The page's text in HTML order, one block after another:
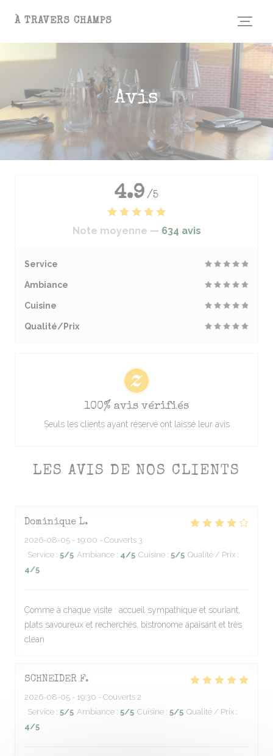
À TRAVERS CHAMPS
Avis
LES AVIS DE NOS CLIENTS
Dominique L
2026-08-05 - 19:00 - Couverts 3
Service : 5/5 Ambiance : 4/5 Cuisine : 5/5 Qualité / Prix :
4/5
Comme à chaque visite : accueil sympathique et souriant,
plats savoureux et recherchés, bistronome apaisant et très
clean
SCHNEIDER F
2026-08-05 - 19:30 - Couverts 2
Service : 5/5 Ambiance : 5/5 Cuisine : 5/5 Qualité / Prix :
4/5
4.9 /5
Note moyenne — 634 avis
Service
Ambiance
Cuisine
Qualité/Prix
100% avis vérifiés
Seuls les clients ayant réservé ont laissé leur avis